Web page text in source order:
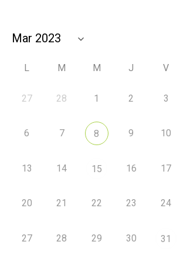
L M M J V
27 28 1 2 3
6 7 8 9 10
13 14 15 16 17
20 21 22 23 24
27 28 29 30 31